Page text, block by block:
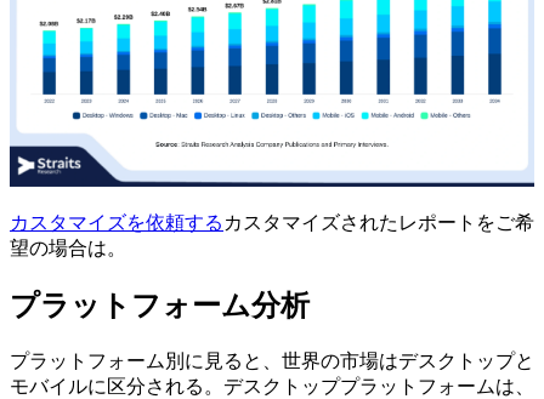
カスタマイズを依頼する カスタマイズされたレポートをご希
望の場合は。
プラットフォーム分析
プラットフォーム別に見ると、世界の市場はデスクトップと
モバイルに区分される。デスクトッププラットフォームは、